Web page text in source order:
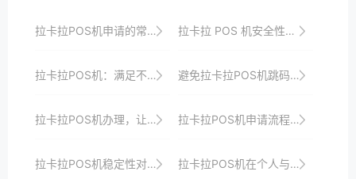
拉卡拉POS机申请的常见误区与个人和公司的规避方法 拉卡拉 POS 机安全性能评估
拉卡拉POS机：满足不断变化的支付需求 避免拉卡拉POS机跳码的方法
拉卡拉POS机办理，让您的店铺更加便捷高效 拉卡拉POS机申请流程中的注意事项与技巧
拉卡拉POS机稳定性对公司业务连续性的重要意义 拉卡拉POS机在个人与公司使用中的差异与共性